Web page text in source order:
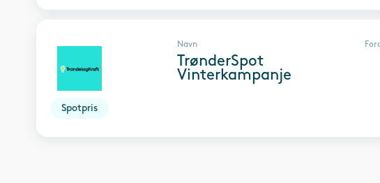
Spotpris
Navn
TrønderSpot
Vinterkampanje